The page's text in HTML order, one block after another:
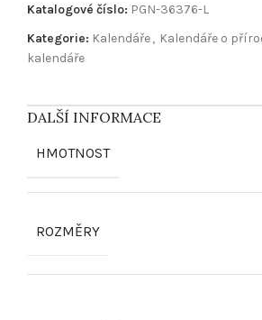
Katalogové číslo: PGN-36376-L
Kategorie: Kalendáře, Kalendáře o
kalendáře
DALŠÍ INFORMACE
HMOTNOST
ROZMĚRY